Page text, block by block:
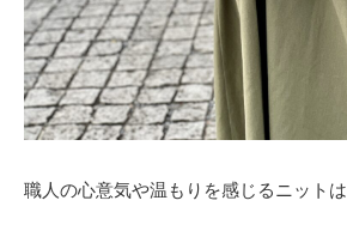
職人の心意気や温もりを感じるニットは